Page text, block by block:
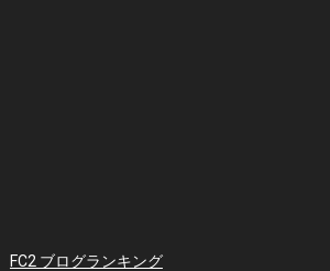
FC2 ブログランキング